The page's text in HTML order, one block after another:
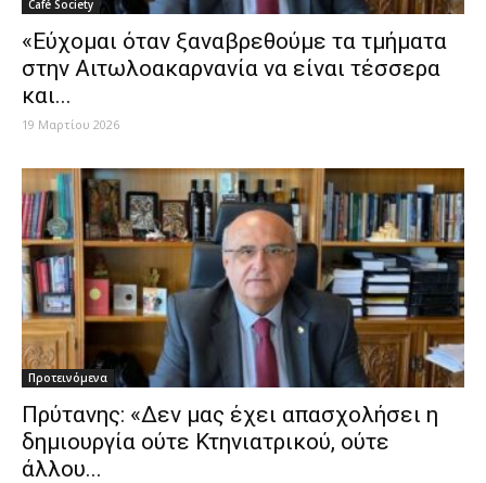
Café Society
«Εύχομαι όταν ξαναβρεθούμε τα τμήματα
στην Αιτωλοακαρνανία να είναι τέσσερα
και...
19 Μαρτίου 2026
Προτεινόμενα
Πρύτανης: «Δεν μας έχει απασχολήσει η
δημιουργία ούτε Κτηνιατρικού, ούτε
άλλου...